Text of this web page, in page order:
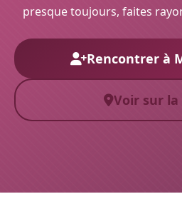
presque toujours, faites
Rencontrer à
Voir sur